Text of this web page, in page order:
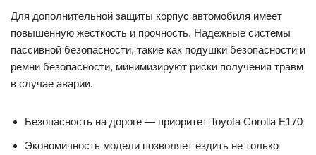
Для дополнительной защиты корпус автомобиля имеет
повышенную жесткость и прочность. Надежные системы
пассивной безопасности, такие как подушки безопасности и
ремни безопасности, минимизируют риски получения травм
в случае аварии.
Безопасность на дороге — приоритет Toyota Corolla E170
Экономичность модели позволяет ездить не только